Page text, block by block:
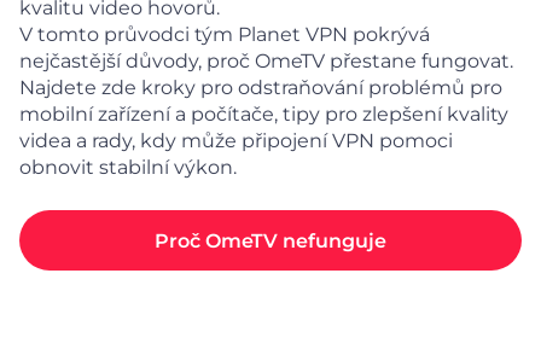
kvalitu video hovorů.
V tomto průvodci tým Planet VPN pokrývá
nejčastější důvody, proč OmeTV přestane fungovat.
Najdete zde kroky pro odstraňování problémů pro
mobilní zařízení a počítače, tipy pro zlepšení kvality
videa a rady, kdy může připojení VPN pomoci
obnovit stabilní výkon.
Proč OmeTV nefunguje